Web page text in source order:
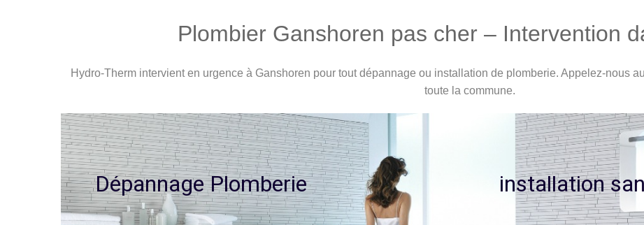
Plombier Ganshoren pas cher – Intervention
Hydro-Therm intervient en urgence à Ganshoren pour tout dépannage ou installation de plomberie. Appelez-nous au
toute la commune.
Dépannage Plomberie installation san